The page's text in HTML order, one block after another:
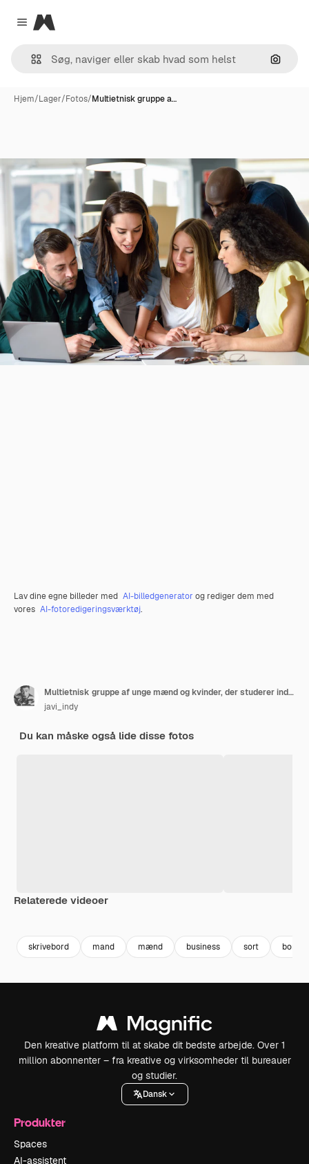
Close menu
Magnific
Søg
Hjem/Lager/Fotos/Multietnisk gruppe a…
Lav dine egne billeder med AI-billedgenerator og rediger dem med
vores AI-fotoredigeringsværktøj.
Multietnisk gruppe af unge mænd og kvinder, der studerer indendørs.
javi_indy
Du kan måske også lide disse fotos
Relaterede videoer
skrivebord mand mænd business sort bord
Den kreative platform til at skabe dit bedste arbejde. Over 1
million abonnenter – fra kreative og virksomheder til bureauer
og studier.
Dansk
Produkter
Spaces
AI-assistent